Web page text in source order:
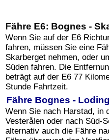
Fähre E6: Bognes -
Wenn Sie auf der E6
fahren, müssen Sie eine
Skarberget nehmen, oder
Süden fahren. Die
beträgt auf der E6 77
Stunde Fahrtzeit.
Fähre Bognes -
Wenn Sie nach Harstad, in
Vesterålen oder nach Süd-
alternativ auch die Fähre